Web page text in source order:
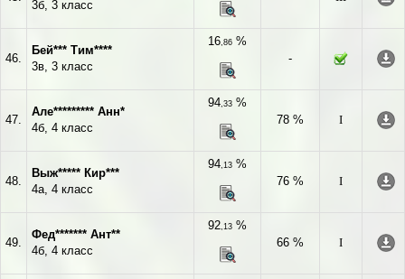
3б, 3 класс
46.
Бей*** Тим****
3в, 3 класс
16,86 %
-
47.
Але********* Анн*
4б, 4 класс
94,33 %
78 %
I
48.
Выж***** Кир***
4а, 4 класс
94,13 %
76 %
I
49.
Фед******* Ант**
4б, 4 класс
92,13 %
66 %
I